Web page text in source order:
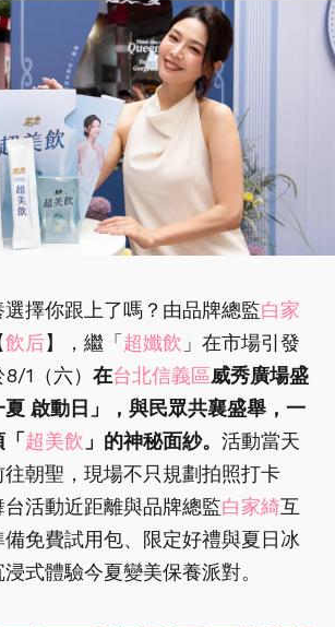
擇你跟上了嗎？由品牌總監白家
飲后】，繼「 超孅飲 」在市場引發
1（六） 在台北信義區威秀廣場盛
夏 啟動日」，與民眾共襄盛舉，一
超美飲 」的神秘面紗。 活動當天
朝聖，現場不只規劃拍照打卡
活動近距離與品牌總監白家綺互
免費試用包、限定好禮與夏日冰
式體驗今夏變美保養派對。